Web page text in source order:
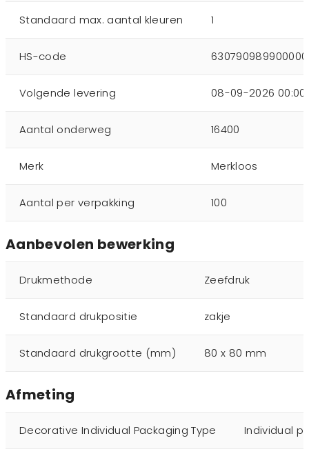
Standaard max. aantal kleuren 1
HS-code
Volgende levering 08-09-2026
Aantal onderweg 16400
Merk Merkloos
Aantal per verpakking 100
Aanbevolen bewerking
Drukmethode Zeefdruk
Standaard drukpositie zakje
Standaard drukgrootte (mm) 80 x 80 mm
Afmeting
Decorative Individual Packaging Type Individual